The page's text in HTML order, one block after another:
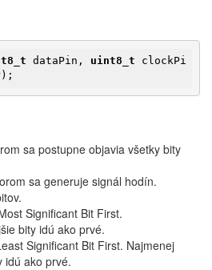
dataPin, uint8_t clockPi
sa postupne objavia všetky bity
sa generuje signál hodín.
Significant Bit First.
bity idú ako prvé.
Significant Bit First. Najmenej
idú ako prvé.